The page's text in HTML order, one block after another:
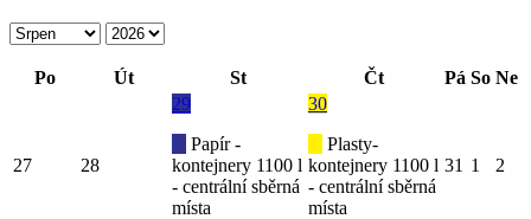
Po Út St Čt Pá So Ne
27 28
29
Papír -
kontejnery 1100 l
- centrální sběrná
místa
30
Plasty-
kontejnery 1100 l
- centrální sběrná
místa
31 1 2